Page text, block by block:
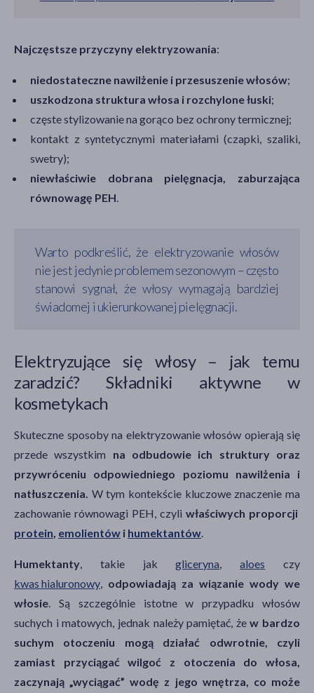
Najczęstsze przyczyny elektryzowania:
niedostateczne nawilżenie i przesuszenie włosów;
uszkodzona struktura włosa i rozchylone łuski;
częste stylizowanie na gorąco bez ochrony termicznej;
kontakt z syntetycznymi materiałami (czapki, szaliki,
swetry);
niewłaściwie dobrana pielęgnacja, zaburzająca
równowagę PEH
Warto podkreślić, że elektryzowanie włosów
nie jest jedynie problemem sezonowym – często
stanowi sygnał, że włosy wymagają bardziej
świadomej i ukierunkowanej pielęgnacji.
Elektryzujące się włosy – jak temu
zaradzić? Składniki aktywne w
kosmetykach
Skuteczne sposoby na elektryzowanie włosów opierają się
przede wszystkim na odbudowie ich struktury oraz
przywróceniu odpowiedniego poziomu nawilżenia i
natłuszczenia. W tym kontekście kluczowe znaczenie ma
zachowanie równowagi PEH, czyli właściwych proporcji
protein emolientów i humektantów
Humektanty , takie jakgliceryna ,aloes czy
kwas hialuronowy
odpowiadają za wiązanie wody we
włosie . Są szczególnie istotne w przypadku włosów
suchych i matowych, jednak należy pamiętać, żew bardzo
suchym otoczeniu mogą działać odwrotnie, czyli
zamiast przyciągać wilgoć z otoczenia do włosa,
zaczynają „wyciągać” wodę z jego wnętrza, co może